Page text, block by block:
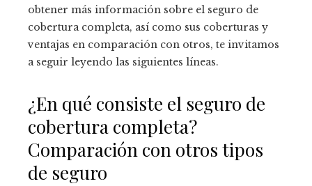
obtener más información sobre el seguro de
cobertura completa, así como sus coberturas y
ventajas en comparación con otros, te invitamos
a seguir leyendo las siguientes líneas.
¿En qué consiste el seguro de
cobertura completa?
Comparación con otros tipos
de seguro